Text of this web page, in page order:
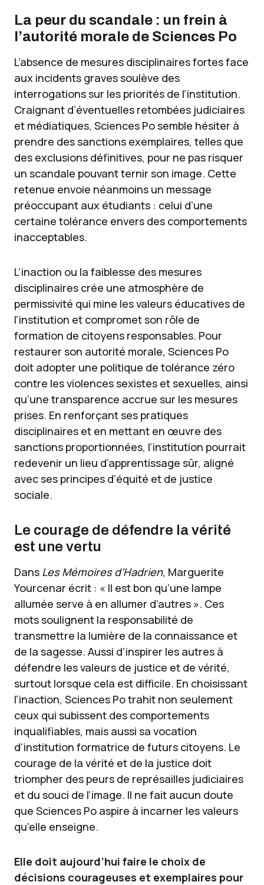
La peur du scandale : un frein à
l’autorité morale de Sciences Po
L’absence de mesures disciplinaires fortes face
aux incidents graves soulève des
interrogations sur les priorités de l’institution.
Craignant d’éventuelles retombées judiciaires
et médiatiques, Sciences Po semble hésiter à
prendre des sanctions exemplaires, telles que
des exclusions définitives, pour ne pas risquer
un scandale pouvant ternir son image. Cette
retenue envoie néanmoins un message
préoccupant aux étudiants : celui d’une
certaine tolérance envers des comportements
inacceptables.
L’inaction ou la faiblesse des mesures
disciplinaires crée une atmosphère de
permissivité qui mine les valeurs éducatives de
l’institution et compromet son rôle de
formation de citoyens responsables. Pour
restaurer son autorité morale, Sciences Po
doit adopter une politique de tolérance zéro
contre les violences sexistes et sexuelles, ainsi
qu’une transparence accrue sur les mesures
prises. En renforçant ses pratiques
disciplinaires et en mettant en œuvre des
sanctions proportionnées, l’institution pourrait
redevenir un lieu d’apprentissage sûr, aligné
avec ses principes d’équité et de justice
sociale.
Le courage de défendre la vérité
est une vertu
Dans Les Mémoires d’Hadrien, Marguerite
Yourcenar écrit : « Il est bon qu’une lampe
allumée serve à en allumer d’autres ». Ces
mots soulignent la responsabilité de
transmettre la lumière de la connaissance et
de la sagesse. Aussi d’inspirer les autres à
défendre les valeurs de justice et de vérité,
surtout lorsque cela est difficile. En choisissant
l’inaction, Sciences Po trahit non seulement
ceux qui subissent des comportements
inqualifiables, mais aussi sa vocation
d’institution formatrice de futurs citoyens. Le
courage de la vérité et de la justice doit
triompher des peurs de représailles judiciaires
et du souci de l’image. Il ne fait aucun doute
que Sciences Po aspire à incarner les valeurs
qu’elle enseigne.
Elle doit aujourd’hui faire le choix de
décisions courageuses et exemplaires pour